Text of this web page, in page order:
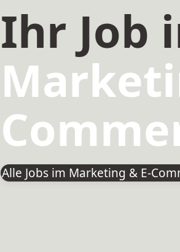
Ihr Job
Alle Jobs im Marketing & E-